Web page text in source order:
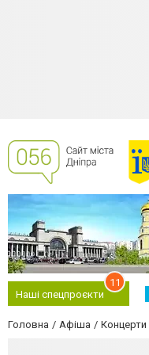
Наші спецпроєкти
11
Головна Афіша Концерти